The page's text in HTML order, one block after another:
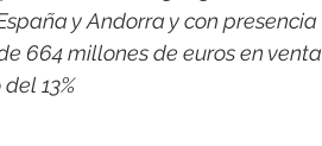
y Andorra y con presencia
664 millones de euros en venta
13%